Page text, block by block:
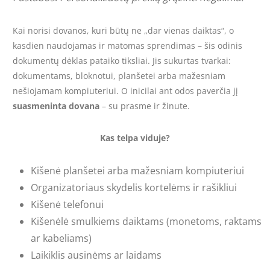
Kai norisi dovanos, kuri būtų ne „dar vienas daiktas“, o
kasdien naudojamas ir matomas sprendimas – šis odinis
dokumentų dėklas pataiko tiksliai. Jis sukurtas tvarkai:
dokumentams, bloknotui, planšetei arba mažesniam
nešiojamam kompiuteriui. O inicilai ant odos paverčia jį
suasmeninta dovana – su prasme ir žinute.
Kas telpa viduje?
Kišenė planšetei arba mažesniam kompiuteriui
Organizatoriaus skydelis kortelėms ir rašikliui
Kišenė telefonui
Kišenėlė smulkiems daiktams (monetoms, raktams
ar kabeliams)
Laikiklis ausinėms ar laidams